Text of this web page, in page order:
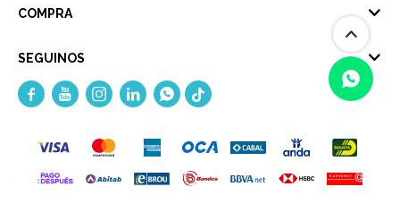
COMPRA
SEGUINOS
    